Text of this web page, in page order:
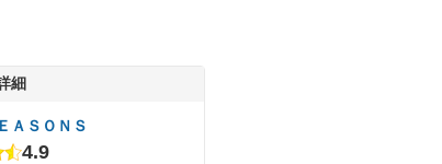
細
ＡＳＯＮＳ
4.9